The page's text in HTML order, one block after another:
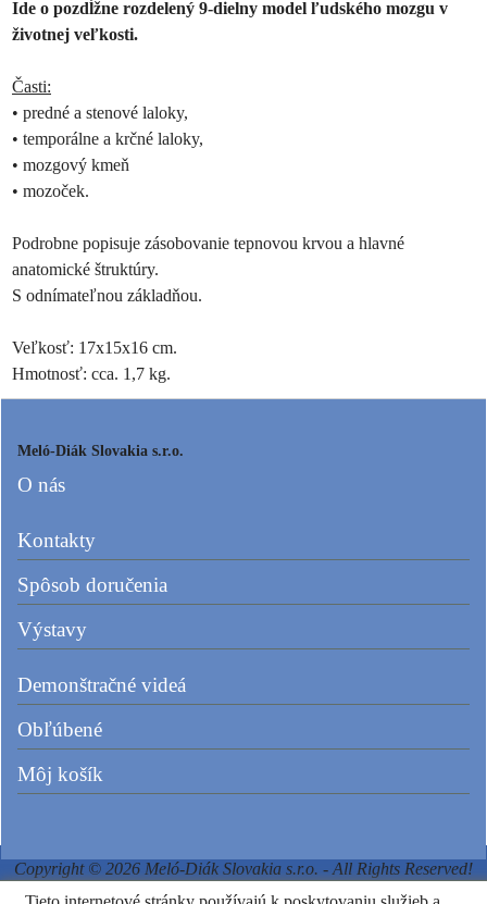
Ide o pozdĺžne rozdelený 9-dielny model ľudského mozgu v
životnej veľkosti.
Časti:
• predné a stenové laloky,
• temporálne a krčné laloky,
• mozgový kmeň
• mozoček.
Podrobne popisuje zásobovanie tepnovou krvou a hlavné
anatomické štruktúry.
S odnímateľnou základňou.
Veľkosť: 17x15x16 cm.
Hmotnosť: cca. 1,7 kg.
Meló-Diák Slovakia s.r.o.
O nás
Kontakty
Spôsob doručenia
Výstavy
Demonštračné videá
Obľúbené
Môj košík
Copyright © 2026 Meló-Diák Slovakia s.r.o. - All Rights Reserved!